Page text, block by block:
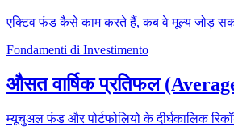
एक्टिव फंड कैसे काम करते हैं, कब वे मूल्य जोड़
Fondamenti di Investimento
औसत वार्षिक प्रतिफल
म्यूचुअल फंड और पोर्टफोलियो के दीर्घकालिक